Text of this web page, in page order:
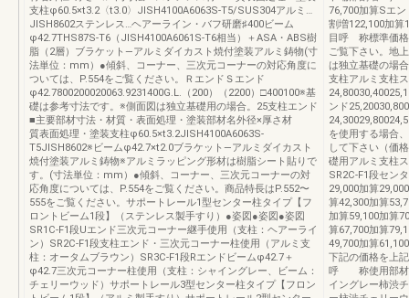
支柱φ60.5×t3.2〈t3.0〉JISH4100A6063S-T5/SUS304アルミ…
JISH8602ステンレス…ヘアーライン・バフ研磨♯400ビーム
φ42.7THS87S-T6（JISH4100A6061S-T6相当）＋ASA・ABS樹
脂（2層）ブラケット—アルミダイカスト焼付塗装アルミ鋳物(寸
法単位：mm）●傾斜、コーナー、三次元コーナーの対応角度に
ついては、P.554をご覧ください。ＲエンドＳエンド
φ42.7800200020063.9231400G.L.（200）（2200）□400100※基
礎は参考寸法です。※側面図は独立基礎用の場合。25支柱エンド
■主要部材寸法・材質・表面処理・塗装部材名外径×厚さ材
質表面処理・塗装支柱φ60.5×t3.2JISH4100A6063S-
T5JISH8602※ビームφ42.7×t2.0ブラケット—アルミダイカスト
焼付塗装アルミ鋳物※アルミラッピング形材は樹脂シート貼りで
す。(寸法単位：mm）●傾斜、コーナー、三次元コーナーの対
応角度については、P.554をご覧ください。商品特長はP.552〜
555をご覧ください。サポートレール1型センター柱タイプ【フ
ロントビーム1段】（ステンレス製手すり）●姿図●姿図●姿図
SR1C-F1段Uエンド三次元コーナー継手使用（支柱：ヘアーライ
ン）SR2C-F1段支柱エンド・三次元コーナー柱使用（アルミ支
柱：オータムブラウン）SR3C-F1段Rエンドビームφ42.7＋
φ42.7三次元コーナー柱使用（支柱：シャイングレー、ビーム：
チェリーウッド）サポートレール3型センター柱タイプ【フロン
76,700加算Sエ
割増122,100加
目呼 称標準価格
ご覧下さい。地
は独立基礎の場
支柱アルミ支柱
ンド
を使用する場合
して下さい（価
礎用アルミ支柱
SR2C-F1段セン
29,000加算
算42,300加算
加算59,100加算
算67,700加算
49,700加算
下記の価格を上
呼 称使用部材
イングレー柿渋